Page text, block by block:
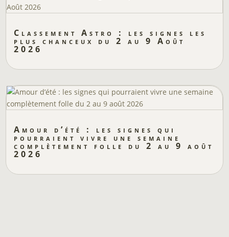
Classement Astro : les signes les
plus chanceux du 2 au 9 Août
2026
Amour d’été : les signes qui
pourraient vivre une semaine
complètement folle du 2 au 9 août
2026